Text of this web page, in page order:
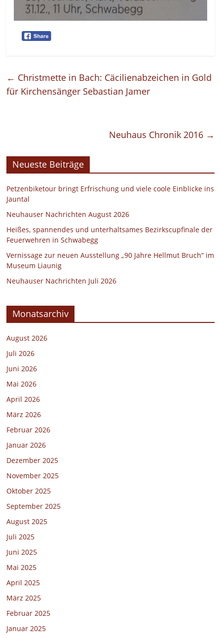
← Christmette in Bach: Cäcilienabzeichen in Gold
für Kirchensänger Sebastian Jamer
Neuhaus Chronik 2016 →
Neueste Beiträge
Petzenbiketour bringt Erfrischung und viele coole Einblicke ins
Jauntal
Neuhauser Nachrichten August 2026
Heißes, spannendes und unterhaltsames Bezirkscupfinale der
Feuerwehren in Schwabegg
Vernissage zur neuen Ausstellung „90 Jahre Hellmut Bruch“ im
Museum Liaunig
Neuhauser Nachrichten Juli 2026
Monatsarchiv
August 2026
Juli 2026
Juni 2026
Mai 2026
April 2026
März 2026
Februar 2026
Januar 2026
Dezember 2025
November 2025
Oktober 2025
September 2025
August 2025
Juli 2025
Juni 2025
Mai 2025
April 2025
März 2025
Februar 2025
Januar 2025